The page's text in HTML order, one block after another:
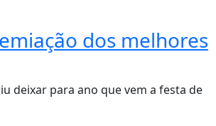
dos melhores
deixar para ano que vem a festa de